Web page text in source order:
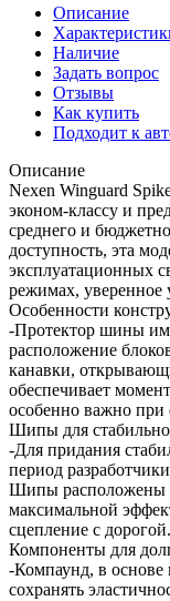
Описание
Наличие
Задать вопрос
Отзывы
Как купить
Подходит к
Описание
Nexen Winguard
эконом-классу и
среднего и
доступность, эта
эксплуатационных
режимах, уверенное
Особенности
-Протектор шины
расположение
канавки,
обеспечивает
особенно важно при
Шипы для
-Для придания
период
Шипы расположены
максимальной
сцепление с дорогой.
Компоненты для
-Компаунд, в основе
сохранять